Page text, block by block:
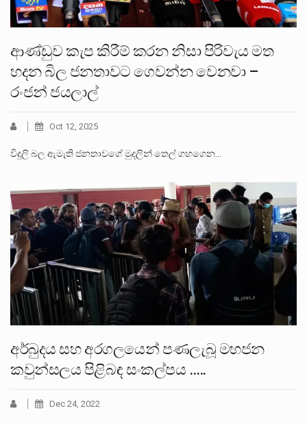
ආණ්ඩුව කැප කිරීම් කරන නිසා පිරිවැය මත
හදන බිල ජනතාවට ගෙවන්න වෙනවා –
රංජන් ජයලාල්
Oct 12, 2025
විදුලි බල ඇමැති ජනතාවගේ මුදලින් තෙල් ගහගෙන…
අර්බුදය සහ අරගලයෙන් පණලැබූ මහජන
කවුන්සලය පිළිබඳ සංකල්පය …..
Dec 24, 2022